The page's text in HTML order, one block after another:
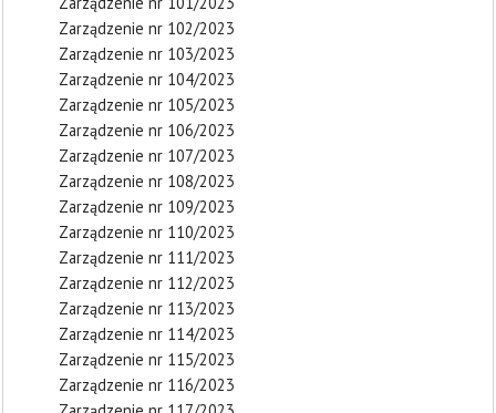
Zarządzenie nr 102/2023
Zarządzenie nr 103/2023
Zarządzenie nr 104/2023
Zarządzenie nr 105/2023
Zarządzenie nr 106/2023
Zarządzenie nr 107/2023
Zarządzenie nr 108/2023
Zarządzenie nr 109/2023
Zarządzenie nr 110/2023
Zarządzenie nr 111/2023
Zarządzenie nr 112/2023
Zarządzenie nr 113/2023
Zarządzenie nr 114/2023
Zarządzenie nr 115/2023
Zarządzenie nr 116/2023